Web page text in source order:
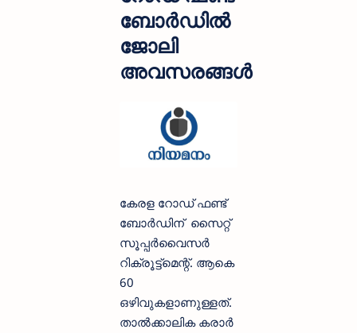
ബോര്‍ഡിൽ
ജോലി
അവസരങ്ങൾ
കേരള റോഡ് ഫണ്ട്
ബോര്‍ഡിന് സൈറ്റ്
സൂപ്പര്‍വൈസര്‍
റിക്രൂട്ട്‌മെന്റ്. ആകെ
60
ഒഴിവുകളാണുള്ളത്.
താല്‍ക്കാലിക കരാര്‍